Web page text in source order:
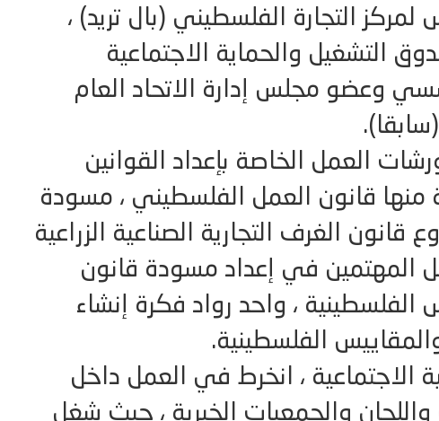
التجارة الفلسطيني (بال تريد) ،
التشغيل والحماية الاجتماعية
وعضو مجلس إدارة الاتحاد العام
العمل الخاصة بإعداد القوانين
منها قانون العمل الفلسطيني ، مسودة
قانون الغرف التجارية الصناعية الزراعية
المهتمين في إعداد مسودة قانون
الفلسطينية ، واحد رواد فكرة إنشاء
الفلسطينية.
الاجتماعية ، انخرط في العمل داخل
والجمعيات الخيرية ، حيث شغل